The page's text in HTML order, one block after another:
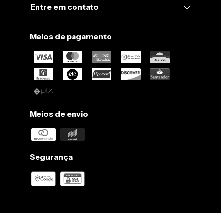
Entre em contato
Meios de pagamento
Meios de envio
Segurança